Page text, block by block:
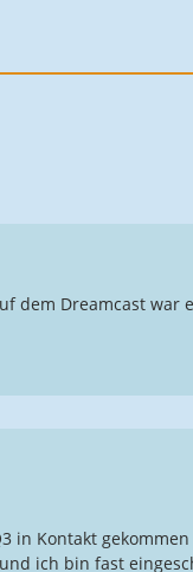
dem Dreamcast war
in Kontakt
ich bin fast